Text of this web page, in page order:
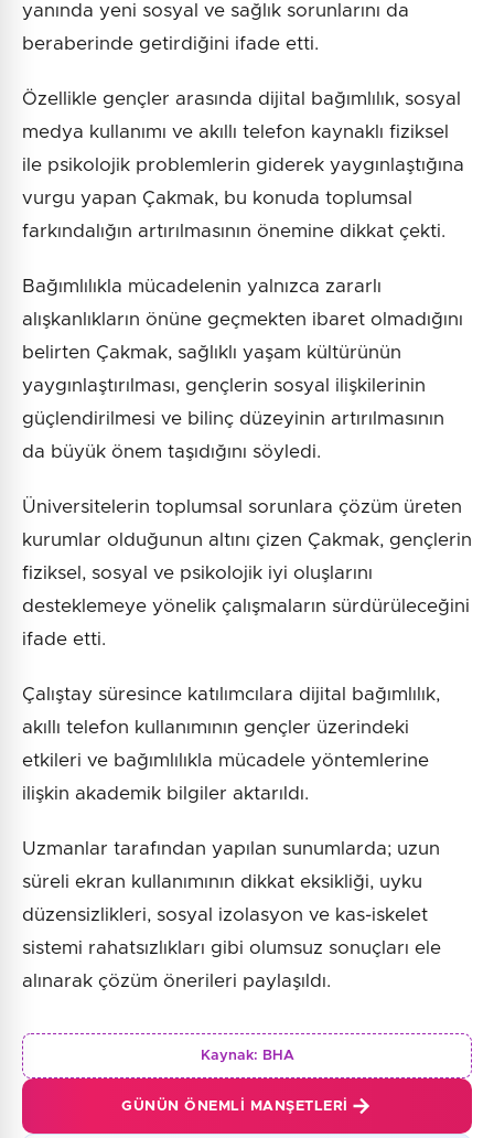
yanında yeni sosyal ve sağlık sorunlarını da
beraberinde getirdiğini ifade etti.
Özellikle gençler arasında dijital bağımlılık, sosyal
medya kullanımı ve akıllı telefon kaynaklı fiziksel
ile psikolojik problemlerin giderek yaygınlaştığına
vurgu yapan Çakmak, bu konuda toplumsal
farkındalığın artırılmasının önemine dikkat çekti.
Bağımlılıkla mücadelenin yalnızca zararlı
alışkanlıkların önüne geçmekten ibaret olmadığını
belirten Çakmak, sağlıklı yaşam kültürünün
yaygınlaştırılması, gençlerin sosyal ilişkilerinin
güçlendirilmesi ve bilinç düzeyinin artırılmasının
da büyük önem taşıdığını söyledi.
Üniversitelerin toplumsal sorunlara çözüm üreten
kurumlar olduğunun altını çizen Çakmak, gençlerin
fiziksel, sosyal ve psikolojik iyi oluşlarını
desteklemeye yönelik çalışmaların sürdürüleceğini
ifade etti.
Çalıştay süresince katılımcılara dijital bağımlılık,
akıllı telefon kullanımının gençler üzerindeki
etkileri ve bağımlılıkla mücadele yöntemlerine
ilişkin akademik bilgiler aktarıldı.
Uzmanlar tarafından yapılan sunumlarda; uzun
süreli ekran kullanımının dikkat eksikliği, uyku
düzensizlikleri, sosyal izolasyon ve kas-iskelet
sistemi rahatsızlıkları gibi olumsuz sonuçları ele
alınarak çözüm önerileri paylaşıldı.
Kaynak: BHA
GÜNÜN ÖNEMLI MANŞETLERI